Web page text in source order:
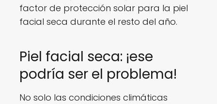
factor de protección solar para la piel
facial seca durante el resto del año.
Piel facial seca: ¡ese
podría ser el problema!
No solo las condiciones climáticas